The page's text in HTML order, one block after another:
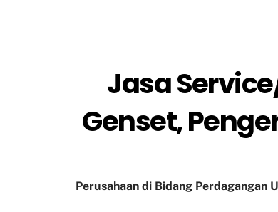
Jasa
Genset,
Perusahaan di Bidang Perdagangan